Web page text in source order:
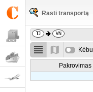
Rasti transportą
Pakrovimas